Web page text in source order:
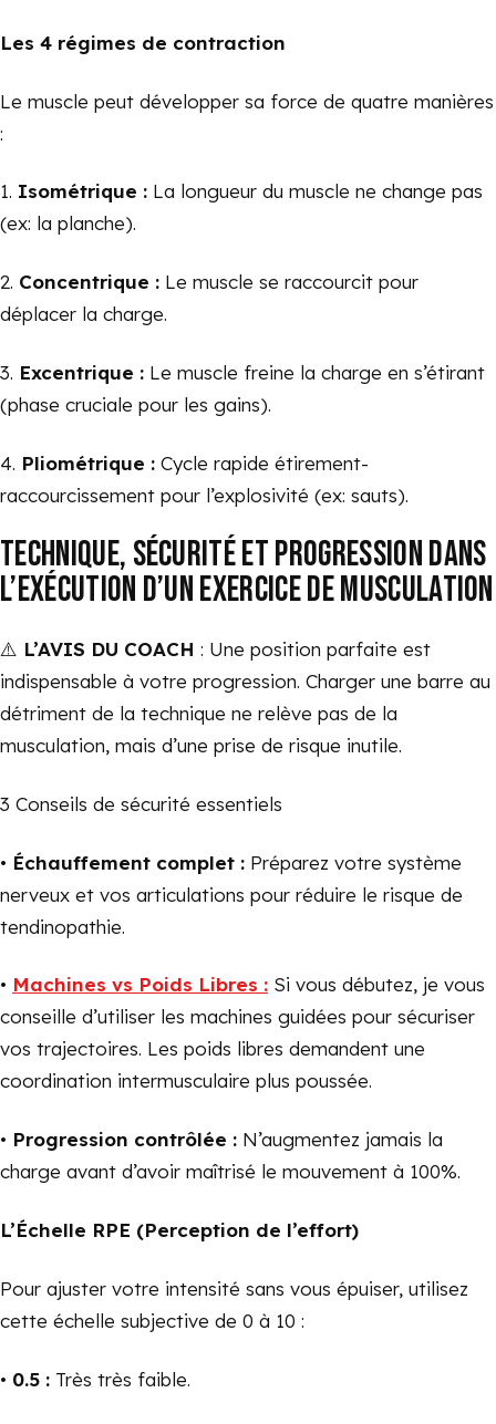
Les 4 régimes de contraction
Le muscle peut développer sa force de quatre manières
:
1. Isométrique : La longueur du muscle ne change pas
(ex: la planche).
2. Concentrique : Le muscle se raccourcit pour
déplacer la charge.
3. Excentrique : Le muscle freine la charge en s’étirant
(phase cruciale pour les gains).
4. Pliométrique : Cycle rapide étirement-
raccourcissement pour l’explosivité (ex: sauts).
TECHNIQUE, SÉCURITÉ ET PROGRESSION DANS
L’EXÉCUTION D’UN EXERCICE DE MUSCULATION
⚠️ L’AVIS DU COACH : Une position parfaite est
indispensable à votre progression. Charger une barre au
détriment de la technique ne relève pas de la
musculation, mais d’une prise de risque inutile.
3 Conseils de sécurité essentiels
• Échauffement complet : Préparez votre système
nerveux et vos articulations pour réduire le risque de
tendinopathie.
• Machines vs Poids Libres : Si vous débutez, je vous
conseille d’utiliser les machines guidées pour sécuriser
vos trajectoires. Les poids libres demandent une
coordination intermusculaire plus poussée.
• Progression contrôlée : N’augmentez jamais la
charge avant d’avoir maîtrisé le mouvement à 100%.
L’Échelle RPE (Perception de l’effort)
Pour ajuster votre intensité sans vous épuiser, utilisez
cette échelle subjective de 0 à 10 :
• 0.5 : Très très faible.